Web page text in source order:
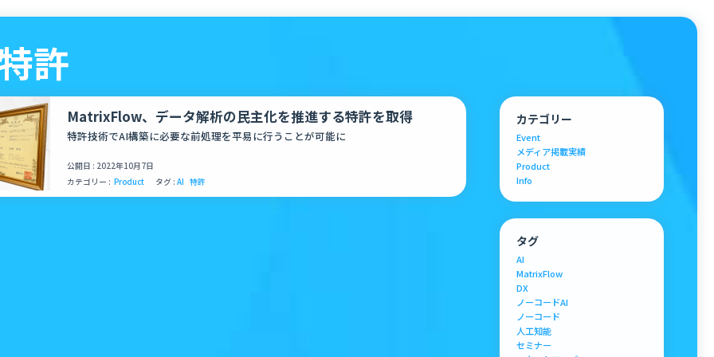
許
MatrixFlow、データ解析の民主化を推進する特許を取得
特許技術でAI構築に必要な前処理を平易に行うことが可能に
公開日 : 2022年10月7日
カテゴリー : Product タグ :AI 特許
カテゴリー
Event
メディア掲載実績
Product
Info
タグ
AI
MatrixFlow
DX
ノーコードAI
ノーコード
人工知能
セミナー